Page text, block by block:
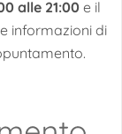
alle 21:00 e il
informazioni di